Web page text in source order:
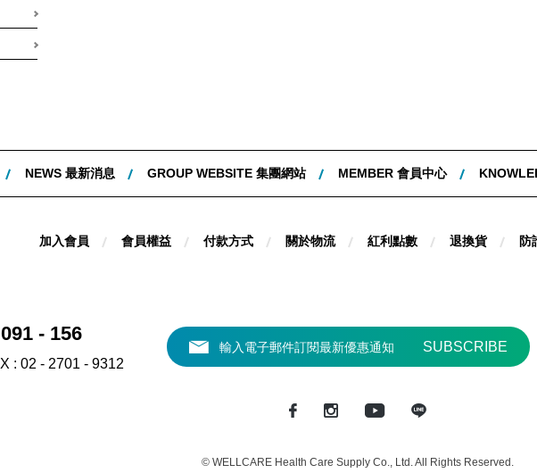
NEWS 最新消息 GROUP WEBSITE 集團網站 MEMBER 會員中心
加入會員 會員權益 付款方式 關於物流 紅利點數 退換貨 防
- 156
: 02 - 2701 - 9312
© WELLCARE Health Care Supply Co., Ltd. All Rights Reserved.